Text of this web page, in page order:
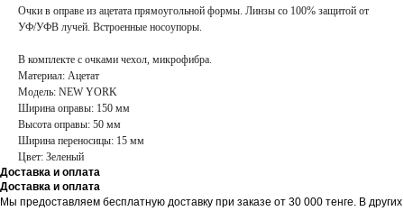
Очки в оправе из ацетата прямоугольной формы. Линзы со 100% защитой от
УФ/УФВ лучей. Встроенные носоупоры.
В комплекте с очками чехол, микрофибра.
Материал: Ацетат
Модель: NEW YORK
Ширина оправы: 150 мм
Высота оправы: 50 мм
Ширина переносицы: 15 мм
Цвет: Зеленый
Доставка и оплата
Доставка и оплата
Мы предоставляем бесплатную доставку при заказе от 30 000 тенге. В других
ПОКУПАТЕЛЯМ МАГАЗИН